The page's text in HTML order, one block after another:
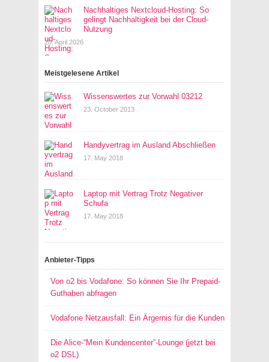
Nachhaltiges Nextcloud-Hosting: So
gelingt Nachhaltigkeit bei der Cloud-
Nutzung
20. April 2026
Meistgelesene Artikel
Wissenswertes zur Vorwahl 03212
23. October 2013
Handyvertrag im Ausland Abschließen
17. May 2018
Laptop mit Vertrag Trotz Negativer
Schufa
17. May 2018
Anbieter-Tipps
Von o2 bis Vodafone: So können Sie Ihr Prepaid-
Guthaben abfragen
Vodafone Netzausfall: Ein Ärgernis für die Kunden
Die Alice-“Mein Kundencenter”-Lounge (jetzt bei
o2 DSL)